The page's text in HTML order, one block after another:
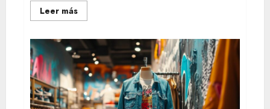
Leer másLeer
más
Descubre
cómo
elegir
paraguas
compactos
elegantes
y
funcionales